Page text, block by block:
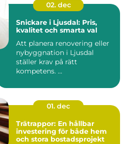
02. dec
Snickare i Ljusdal: Pris,
kvalitet och smarta val
Att planera renovering eller
nybyggnation i Ljusdal
ställer krav på rätt
kompetens. ...
01. dec
Trätrappor: En hållbar
investering för både hem
och stora bostadsprojekt